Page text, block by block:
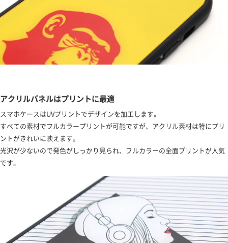
アクリルパネルはプリントに最適
スマホケースはUVプリントでデザインを加工します。
すべての素材でフルカラープリントが可能ですが、アクリル素材は特にプリ
ントがきれいに映えます。
光沢が少ないので発色がしっかり見られ、フルカラーの全面プリントが人気
です。